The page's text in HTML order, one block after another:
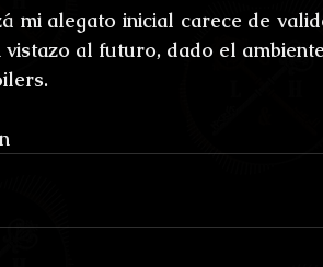
mi alegato inicial carece de
vistazo al futuro, dado el